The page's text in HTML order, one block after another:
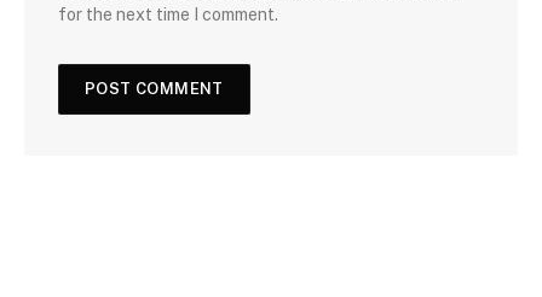
for the next time I comment.